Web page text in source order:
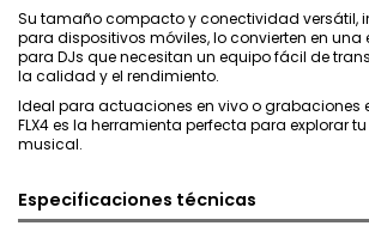
Su tamaño compacto y conectividad versátil,
para dispositivos móviles, lo convierten en una
para DJs que necesitan un equipo fácil de
la calidad y el rendimiento.
Ideal para actuaciones en vivo o grabaciones
FLX4 es la herramienta perfecta para explorar
musical.
Especificaciones técnicas